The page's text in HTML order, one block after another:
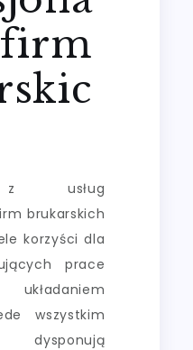
z usług
brukarskich
korzyści dla
prace
wszystkim
dysponują